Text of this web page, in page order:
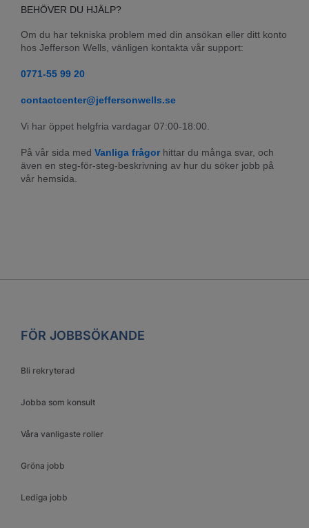
BEHÖVER DU HJÄLP?
Om du har tekniska problem med din ansökan eller ditt konto
hos Jefferson Wells, vänligen kontakta vår support:
0771-55 99 20
contactcenter@jeffersonwells.se
Vi har öppet helgfria vardagar 07:00-18:00.
På vår sida med Vanliga frågor hittar du många svar, och
även en steg-för-steg-beskrivning av hur du söker jobb på
vår hemsida.
FÖR JOBBSÖKANDE
Bli rekryterad
Jobba som konsult
Våra vanligaste roller
Gröna jobb
Lediga jobb